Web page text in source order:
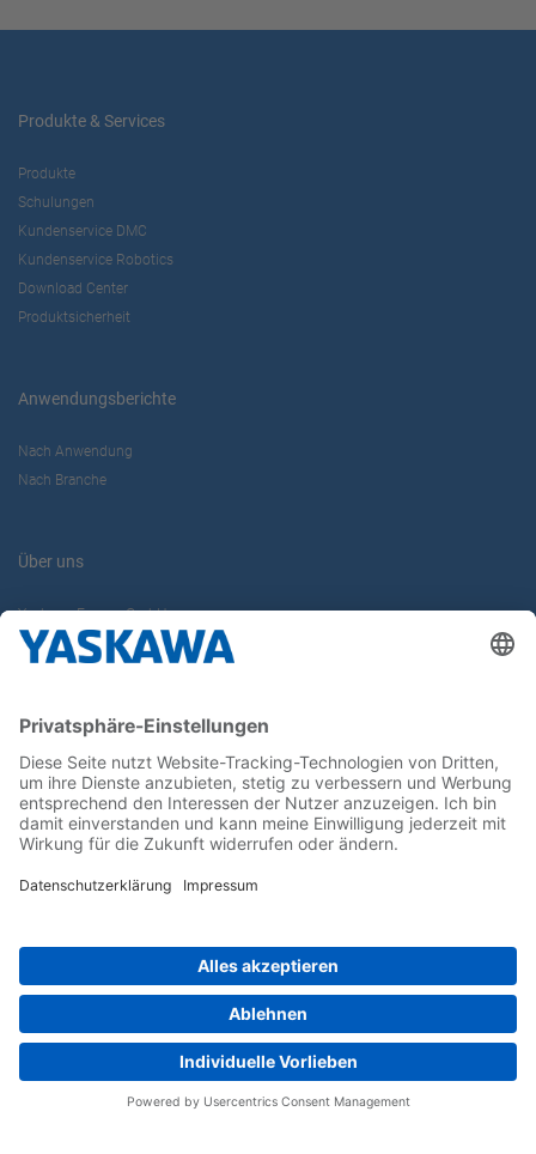
Produkte & Services
Produkte
Schulungen
Kundenservice DMC
Kundenservice Robotics
Download Center
Produktsicherheit
Anwendungsberichte
Nach Anwendung
Nach Branche
Über uns
Yaskawa Europe GmbH
Karriere
Newsletter
Follow us on...
Home Impressum Privacy
Cookie Choices
Whistleblowing
Yaskawa Europe GmbH